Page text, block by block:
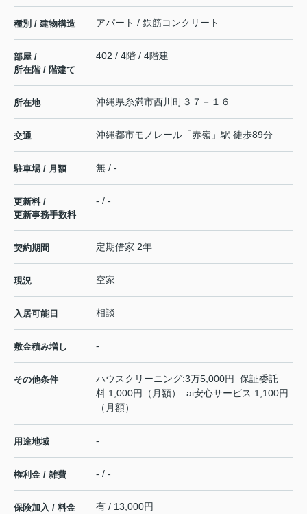
種別 / 建物構造 アパート / 鉄筋コンクリート
部屋 /
所在階 / 階建て
402 / 4階 / 4階建
所在地 沖縄県糸満市西川町３７－１６
交通 沖縄都市モノレール 「赤嶺 」駅 徒歩89分
駐車場 / 月額 無 / -
更新料 /
更新事務手数料
- / -
契約期間 定期借家 2年
現況 空家
入居可能日 相談
敷金積み増し -
その他条件
ハウスクリーニング:3万5,000円 保証委託
料:1,000円（月額） ai安心サービス:1,100円
（月額）
用途地域 -
権利金 / 雑費 - / -
保険加入 / 料金 有 / 13,000円